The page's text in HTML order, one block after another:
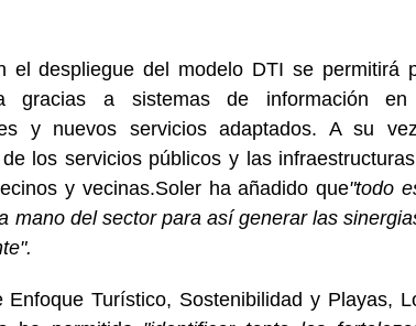
el despliegue del modelo DTI se permitirá
gracias a sistemas de información
y nuevos servicios adaptados. A su
los servicios públicos y las
y vecinas.Soler ha añadido que"todo
mano del sector para así generar las
Enfoque Turístico, Sostenibilidad y Playas,